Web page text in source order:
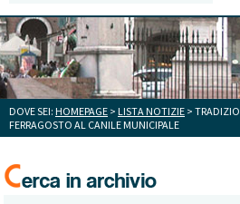
DOVE SEI: HOMEPAGE > LISTA NOTIZIE >
FERRAGOSTO AL CANILE MUNICIPALE